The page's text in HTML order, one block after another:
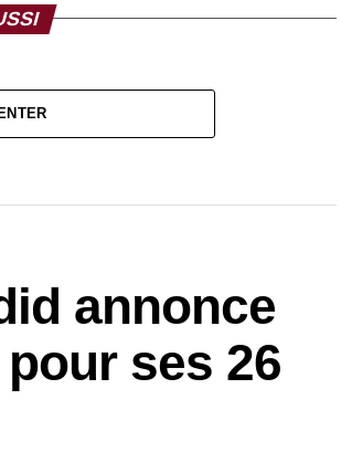
annonce
ses 26